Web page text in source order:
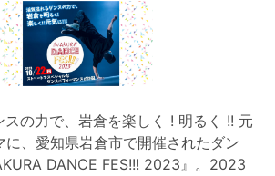
スの力で、岩倉を楽しく ! 明るく !! 元
に、愛知県岩倉市で開催されたダン
DANCE FES!!! 2023』。2023